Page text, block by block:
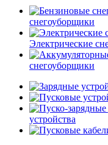
снегоуборщики
Электрические
снегоуборщики
устройства